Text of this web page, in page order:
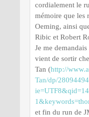
cordialement le
mémoire que les
Oeming, ainsi
Ribic et Robert
Je me
vient de sortir
Tan (http://
Tan/dp/
et fin du run de